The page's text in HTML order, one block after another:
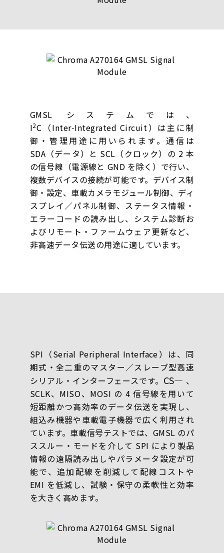
GMSL システムでは、
I2C（Inter‑Integrated Circuit）は主に制
御・管理用途に用いられます。通信は
SDA（データ）と SCL（クロック）の 2 本
の信号線（電源線と GND を除く）で行い、
複数デバイスの接続が可能です。デバイス制
御・設定、車載カメラモジュール制御、ディ
スプレイ／パネル制御、ステータス情報・
エラーコードの読み出し、システム診断お
よびリモート・ファームウェア更新など、
非高速データ伝送の用途に適しています。
SPI（Serial Peripheral Interface）は、同
期式・全二重のマスター／スレーブ型高速
シリアル・インターフェースです。 CS― 、
SCLK、MISO、MOSI の 4 信号線を用いて
短距離かつ高効率のデータ伝送を実現し、
組込み機器や車載電子機器で広く利用され
ています。車載信号テストでは、GMSL のパ
ススルー・モードを介して SPI により製品
情報の遠隔読み出しやパラメータ設定が可
能で、追加配線を削減して配線コストや
EMI を低減し、試験・保守の柔軟性と効率
を大きく高めます。